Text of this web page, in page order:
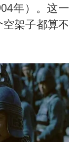
年）。这一
架子都算不